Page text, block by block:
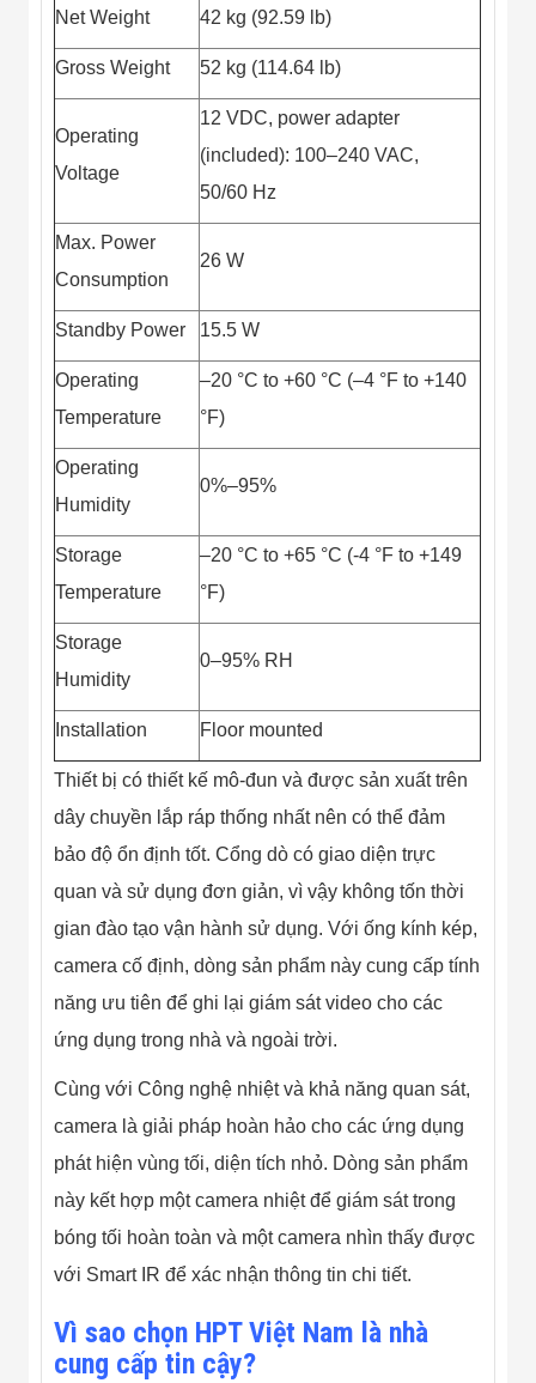
Xưởng -
Tin Tức
Tin Tuyển Dụng
Net Weight 42 kg (92.59 lb)
Gross Weight 52 kg (114.64 lb)
Operating
Voltage
12 VDC, power adapter
(included): 100–240 VAC,
50/60 Hz
Max. Power
Consumption
26 W
Standby Power 15.5 W
Operating
Temperature
–20 °C to +60 °C (–4 °F to +140
°F)
Operating
Humidity
0%–95%
Storage
Temperature
–20 °C to +65 °C (-4 °F to +149
°F)
Storage
Humidity
0–95% RH
Installation Floor mounted
Thiết bị có thiết kế mô-đun và được sản xuất trên
dây chuyền lắp ráp thống nhất nên có thể đảm
bảo độ ổn định tốt. Cổng dò có giao diện trực
quan và sử dụng đơn giản, vì vậy không tốn thời
gian đào tạo vận hành sử dụng. Với ống kính kép,
camera cố định, dòng sản phẩm này cung cấp tính
năng ưu tiên để ghi lại giám sát video cho các
ứng dụng trong nhà và ngoài trời.
Cùng với Công nghệ nhiệt và khả năng quan sát,
camera là giải pháp hoàn hảo cho các ứng dụng
phát hiện vùng tối, diện tích nhỏ. Dòng sản phẩm
này kết hợp một camera nhiệt để giám sát trong
bóng tối hoàn toàn và một camera nhìn thấy được
với Smart IR để xác nhận thông tin chi tiết.
Vì sao chọn HPT Việt Nam là nhà
cung cấp tin cậy?